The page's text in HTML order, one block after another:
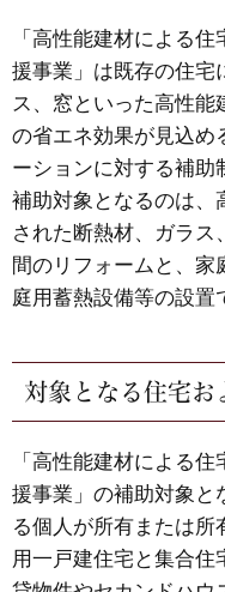
「高性能建材による
援事業」は既存の住宅
ス、窓といった高性能
の省エネ効果が見込め
ーションに対する補助
補助対象となるのは、
された断熱材、ガラ
間のリフォームと、家
庭用蓄熱設備等の設置
対象となる住宅お
「高性能建材による
援事業」の補助対象と
る個人が所有または所
用一戸建住宅と集合住